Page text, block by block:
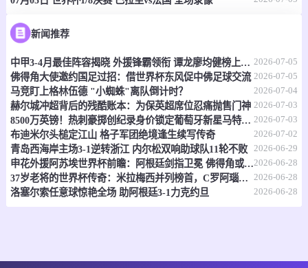
黄金海岸骑士
情报
澳昆超 07-07 17:30 即将开始
黄金海岸骑士 0 - 0 昆士兰狮队
情报
澳亚U23 07-07 17:30 即将开始
新闻推荐
中甲3-4月最佳阵容揭晓 外援锋霸领衔 谭龙廖均健榜上有名 2026-07-05
佛得角大使邀约国足过招：借世界杯东风促中佛足球交流 2026-07-05
马竞盯上格林伍德 "小蜘蛛"离队倒计时？ 2026-07-04
赫尔城冲超背后的残酷账本：为保英超席位忍痛抛售门神 2026-07-03
8500万英镑！热刺豪掷创纪录身价锁定葡萄牙新星马特乌斯 2026-07-03
布迪米尔头槌定江山 格子军团绝境逢生续写传奇 2026-07-02
青岛西海岸主场3-1逆转浙江 内尔松双响助球队11轮不败 2026-06-29
申花外援阿苏埃世界杯前瞻：阿根廷剑指卫冕 佛得角或成黑马2026-06-28
37岁老将的世界杯传奇：米拉梅西并列榜首，C罗阿瑙紧随其后 2026-06-28
洛塞尔索任意球惊艳全场 助阿根廷3-1力克约旦 2026-06-28